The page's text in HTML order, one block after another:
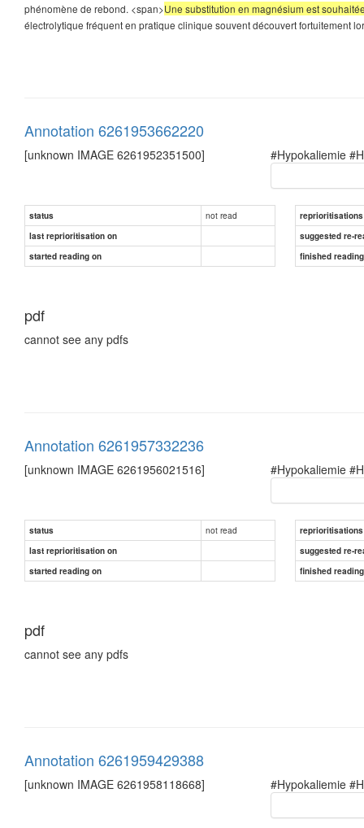
phénomène de rebond. <span>Une substitution en magnésium est
électrolytique fréquent en pratique clinique souvent découvert fortuitement
Annotation 6261953662220
[unknown IMAGE 6261952351500] #Hypokaliemie
status not read
reprioritisations
last reprioritisation on
suggested re-
started reading on
finished
pdf
cannot see any pdfs
Annotation 6261957332236
[unknown IMAGE 6261956021516] #Hypokaliemie
status not read
reprioritisations
last reprioritisation on
suggested re-
started reading on
finished
pdf
cannot see any pdfs
Annotation 6261959429388
[unknown IMAGE 6261958118668] #Hypokaliemie